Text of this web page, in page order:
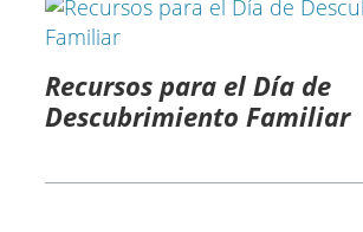
Recursos para el Día de
Descubrimiento Familiar